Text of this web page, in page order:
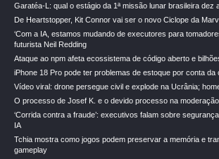
Garatéa-L: qual o estágio da 1ª missão lunar brasileira dez
De Heartstopper, Kit Connor vai ser o novo Ciclope da
‘Com a IA, estamos mudando de executores para
futurista Neil Redding
Ataque ao npm afeta ecossistema de código aberto e
iPhone 18 Pro pode ter problemas de estoque por conta da
Vídeo viral: drone persegue civil e explode na Ucrânia;
O processo de Josef K. e o devido processo na
‘Corrida contra a fraude’: executivos falam sobre
IA
Tchia mostra como jogos podem preservar a memória e
gameplay